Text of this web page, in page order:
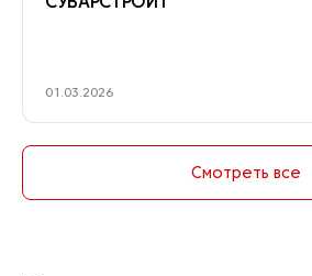
Смотреть все
01.03.2026